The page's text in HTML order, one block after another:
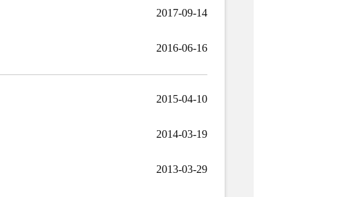
2017-09-14
2016-06-16
2015-04-10
2014-03-19
2013-03-29